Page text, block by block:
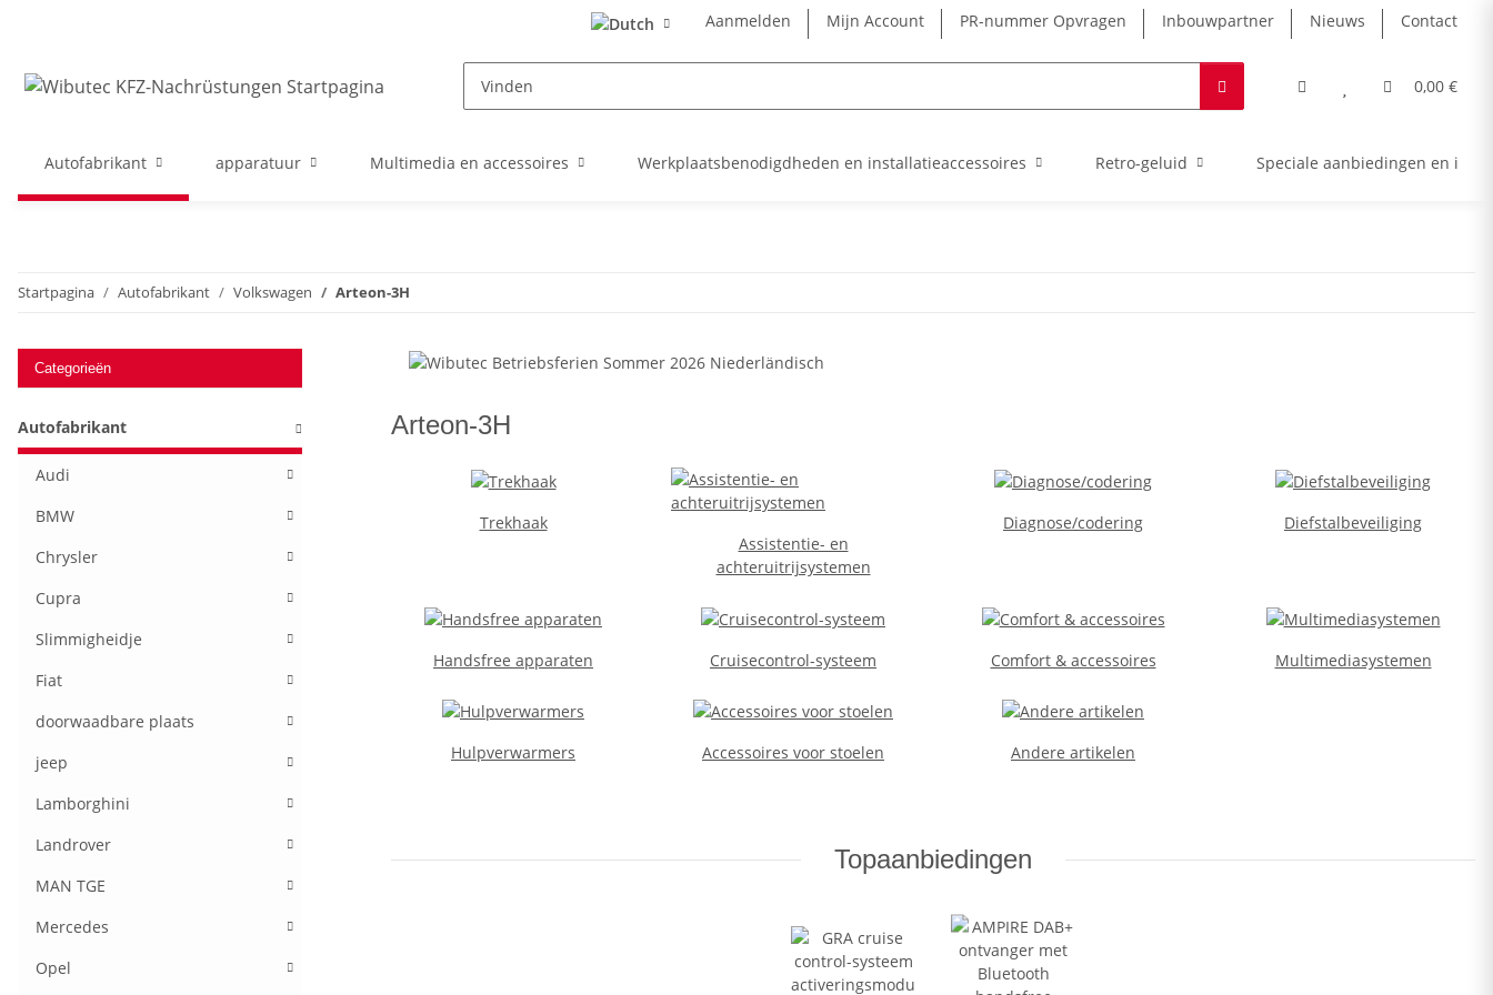
Aanmelden Mijn Account PR-nummer Opvragen Inbouwpartner Nieuws Contact
0,00 €
Autofabrikant apparatuur Multimedia en accessoires Werkplaatsbenodigdheden en installatieaccessoires Retro-geluid Speciale aanbiedingen en
Startpagina Autofabrikant Volkswagen Arteon-3H
Arteon-3H
Trekhaak
Assistentie- en
achteruitrijsystemen
Diagnose/codering Diefstalbeveiliging
Handsfree apparaten Cruisecontrol-systeem Comfort & accessoires Multimediasystemen
Hulpverwarmers Accessoires voor stoelen Andere artikelen
Topaanbiedingen
Categorieën
Autofabrikant
Audi
BMW
Chrysler
Cupra
Slimmigheidje
Fiat
doorwaadbare plaats
jeep
Lamborghini
Landrover
MAN TGE
Mercedes
Opel